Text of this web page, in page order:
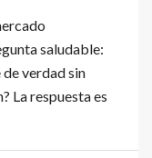
saludable:
de verdad sin
La respuesta es